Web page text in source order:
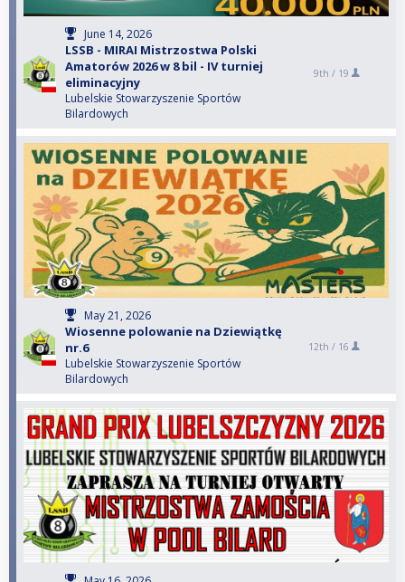
June 14, 2026
LSSB - MIRAI Mistrzostwa Polski
Amatorów 2026 w 8 bil - IV turniej
eliminacyjny
Lubelskie Stowarzyszenie Sportów
Bilardowych
9th / 19
May 21, 2026
Wiosenne polowanie na Dziewiątkę
nr.6
Lubelskie Stowarzyszenie Sportów
Bilardowych
12th / 16